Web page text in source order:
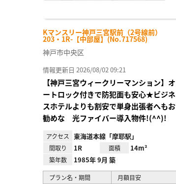
Kマンスリー神戸三宮駅前（2号線前）
203・1R-【中部屋】(No.717568)
神戸市中央区
情報更新日 2026/08/02 09:21
【神戸三宮ウィークリーマンション】オ
ートロック付きで防犯面も安心★ビジネ
スホテルよりも割安で単身出張者へもお
勧めな 光ファイバー導入物件!(^^)!
アクセス 東海道本線「摩耶駅」
間取り 1R 面積 14m²
築年数 1985年 9月 築
プラン名・期間 月額目安